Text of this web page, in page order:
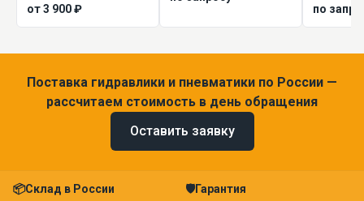
от 3 900 ₽ по
Поставка гидравлики и пневматики по России —
рассчитаем стоимость в день обращения
Оставить заявку
📦Склад в России 🛡Гарантия